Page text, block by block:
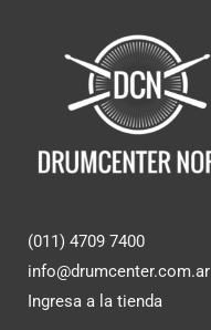
(011) 4709 7400
info@drumcenter.com.ar
Ingresa a la tienda